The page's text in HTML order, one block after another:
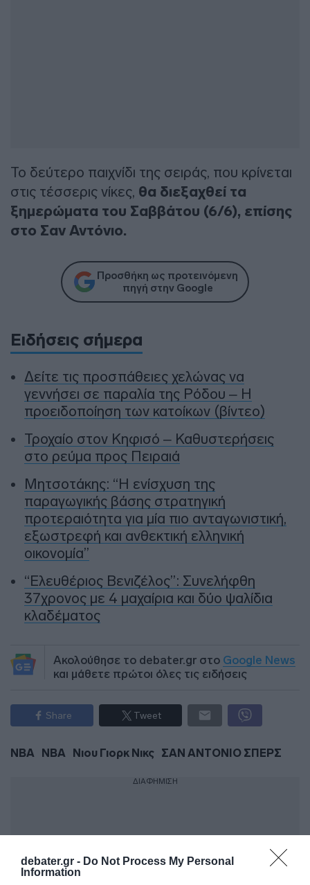
debater.gr - Do Not Process My Personal
Information
Το δεύτερο παιχνίδι της σειράς, που κρίνεται
στις τέσσερις νίκες, θα διεξαχθεί τα
ξημερώματα του Σαββάτου (6/6), επίσης
στο Σαν Αντόνιο.
Προσθήκη ως προτεινόμενη
πηγή στην Google
Ειδήσεις σήμερα
Δείτε τις προσπάθειες χελώνας να
γεννήσει σε παραλία της Ρόδου – Η
προειδοποίηση των κατοίκων (βίντεο)
Τροχαίο στον Κηφισό – Καθυστερήσεις
στο ρεύμα προς Πειραιά
Μητσοτάκης: “Η ενίσχυση της
παραγωγικής βάσης στρατηγική
προτεραιότητα για μία πιο ανταγωνιστική,
εξωστρεφή και ανθεκτική ελληνική
οικονομία”
“Ελευθέριος Βενιζέλος”: Συνελήφθη
37χρονος με 4 μαχαίρια και δύο ψαλίδια
κλαδέματος
Ακολούθησε το debater.gr στο Google News
και μάθετε πρώτοι όλες τις ειδήσεις
Share Tweet
NBA ΝΒΑ Νιου Γιορκ Νικς ΣΑΝ ΑΝΤΟΝΙΟ ΣΠΕΡΣ
ΔΙΑΦΗΜΙΣΗ